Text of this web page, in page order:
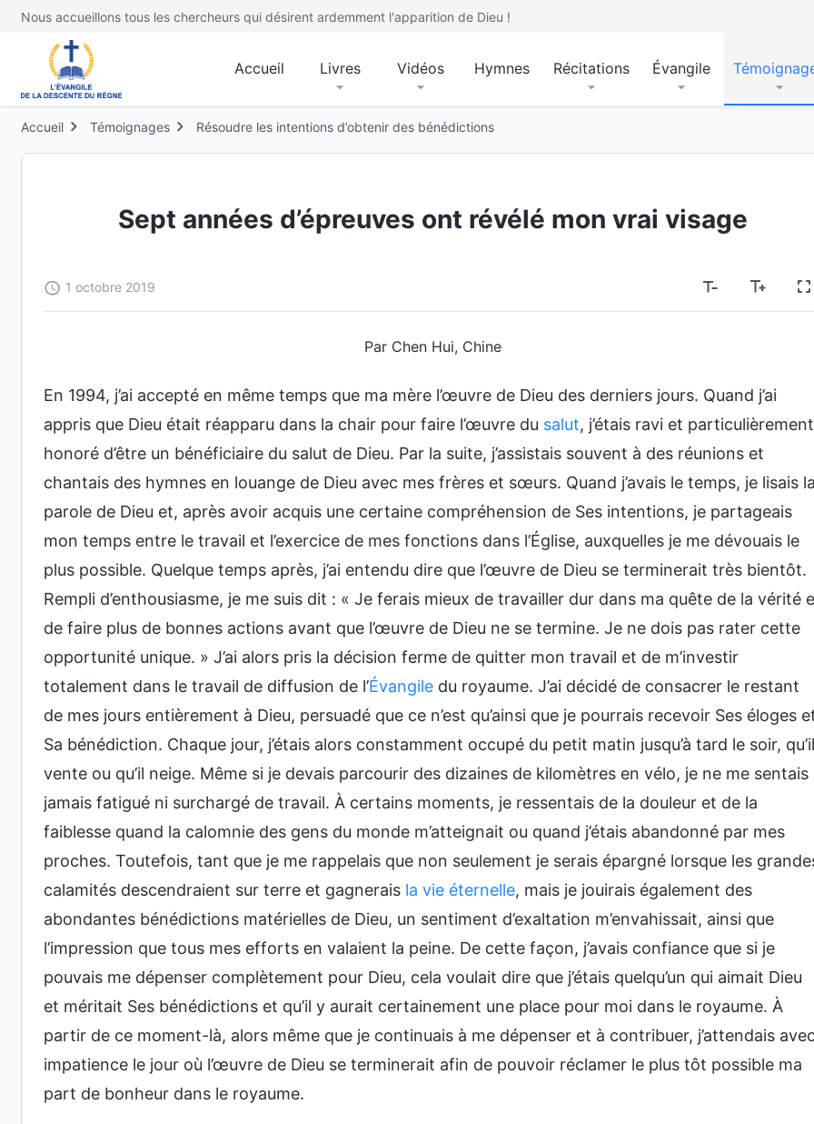
Nous accueillons tous les chercheurs qui désirent ardemment l'apparition de Dieu !
Accueil Livres Vidéos Hymnes Récitations Évangile
Accueil Témoignages Résoudre les intentions d’obtenir des bénédictions
Sept années d’épreuves ont révélé mon vrai visage
1 octobre 2019
Par Chen Hui, Chine
En 1994, j’ai accepté en même temps que ma mère l’œuvre de Dieu des derniers jours. Quand j’ai
appris que Dieu était réapparu dans la chair pour faire l’œuvre du salut, j’étais ravi et particulièrement
honoré d’être un bénéficiaire du salut de Dieu. Par la suite, j’assistais souvent à des réunions et
chantais des hymnes en louange de Dieu avec mes frères et sœurs. Quand j’avais le temps, je lisais
parole de Dieu et, après avoir acquis une certaine compréhension de Ses intentions, je partageais
mon temps entre le travail et l’exercice de mes fonctions dans l’Église, auxquelles je me dévouais le
plus possible. Quelque temps après, j’ai entendu dire que l’œuvre de Dieu se terminerait très bientôt.
Rempli d’enthousiasme, je me suis dit : « Je ferais mieux de travailler dur dans ma quête de la vérité
de faire plus de bonnes actions avant que l’œuvre de Dieu ne se termine. Je ne dois pas rater cette
opportunité unique. » J’ai alors pris la décision ferme de quitter mon travail et de m’investir
totalement dans le travail de diffusion de l’Évangile du royaume. J’ai décidé de consacrer le restant
de mes jours entièrement à Dieu, persuadé que ce n’est qu’ainsi que je pourrais recevoir Ses éloges
Sa bénédiction. Chaque jour, j’étais alors constamment occupé du petit matin jusqu’à tard le soir, qu’il
vente ou qu’il neige. Même si je devais parcourir des dizaines de kilomètres en vélo, je ne me sentais
jamais fatigué ni surchargé de travail. À certains moments, je ressentais de la douleur et de la
faiblesse quand la calomnie des gens du monde m’atteignait ou quand j’étais abandonné par mes
proches. Toutefois, tant que je me rappelais que non seulement je serais épargné lorsque les
calamités descendraient sur terre et gagnerais la vie éternelle, mais je jouirais également des
abondantes bénédictions matérielles de Dieu, un sentiment d’exaltation m’envahissait, ainsi que
l’impression que tous mes efforts en valaient la peine. De cette façon, j’avais confiance que si je
pouvais me dépenser complètement pour Dieu, cela voulait dire que j’étais quelqu’un qui aimait Dieu
et méritait Ses bénédictions et qu’il y aurait certainement une place pour moi dans le royaume. À
partir de ce moment-là, alors même que je continuais à me dépenser et à contribuer, j’attendais
impatience le jour où l’œuvre de Dieu se terminerait afin de pouvoir réclamer le plus tôt possible ma
part de bonheur dans le royaume.